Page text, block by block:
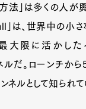
法」は多くの人が
は、世界中の小さ
大限に活かした
だ。ローンチか
ネルとして知られて